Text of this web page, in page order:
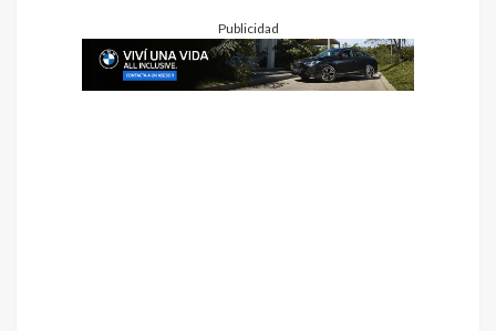
Publicidad